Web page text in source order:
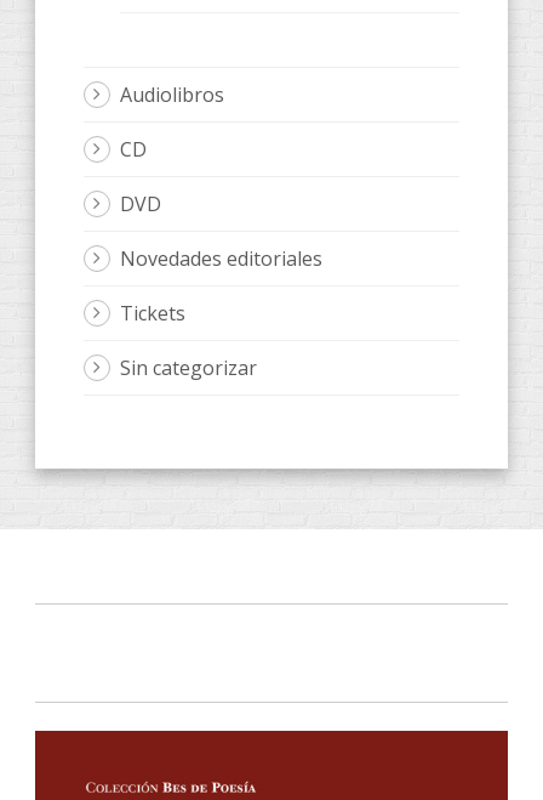
Audiolibros
CD
DVD
Novedades editoriales
Tickets
Sin categorizar